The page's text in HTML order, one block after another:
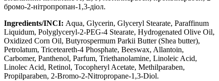
бромо-2-нітропропан-1,3-діол.
Ingredients/INCI: Aqua, Glycerin, Glyceryl Stearate, Paraffinum
Liquidum, Polyglyceryl-2-PEG-4 Stearate, Hydrogenated Olive Oil,
Oxidized Corn Oil, Butyrospermum Parkii Butter (Shea butter),
Petrolatum, Triceteareth-4 Phosphate, Beeswax, Allantoin,
Carbomer, Panthenol, Parfum, Triethanolamine, Linoleic Acid,
Linolec Acid, Retinol, Tocopheryl Acetate, Methilparaben,
Propilparaben, 2-Bromo-2-Nitropropane-1,3-Diol.